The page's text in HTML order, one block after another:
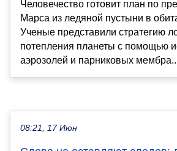
Человечество готовит план по
Марса из ледяной пустыни в
Ученые представили стратегию
потепления планеты с помощью
аэрозолей и парниковых
08:21, 17 Июн